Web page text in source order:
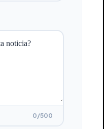
0/500